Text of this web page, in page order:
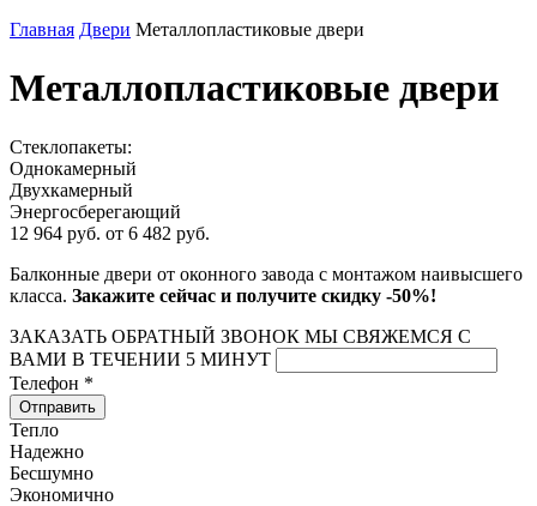
Главная Двери Металлопластиковые двери
Металлопластиковые двери
Стеклопакеты:
Однокамерный
Двухкамерный
Энергосберегающий
12 964 руб. от 6 482 руб.
Балконные двери от оконного завода с монтажом наивысшего
класса. Закажите сейчас и получите скидку -50%!
ЗАКАЗАТЬ ОБРАТНЫЙ ЗВОНОК МЫ СВЯЖЕМСЯ С
ВАМИ В ТЕЧЕНИИ 5 МИНУТ
Телефон *
Отправить
Тепло
Надежно
Бесшумно
Экономично